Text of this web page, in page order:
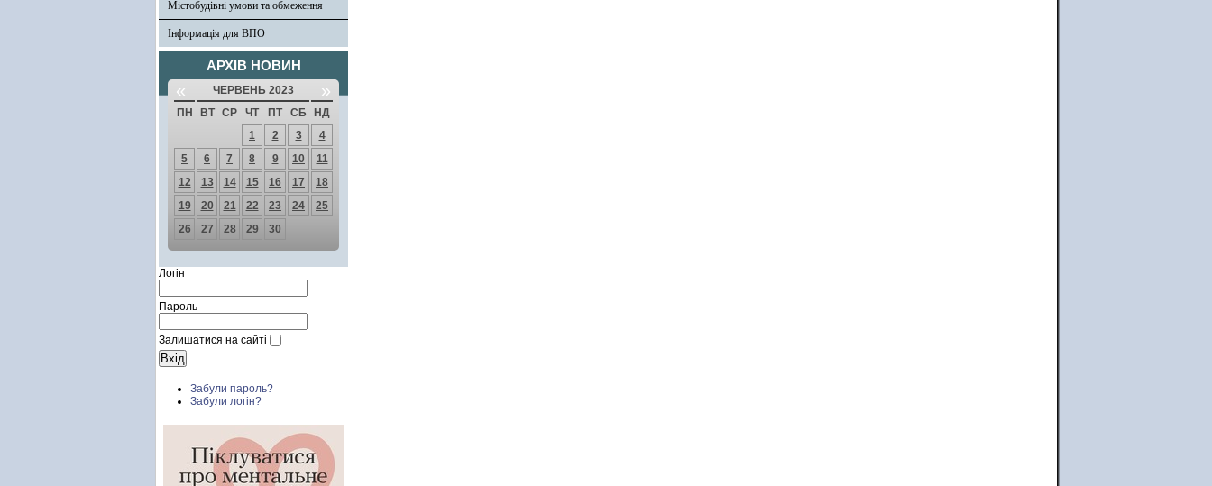
Містобудівні умови та обмеження
Інформація для ВПО
АРХІВ НОВИН
« ЧЕРВЕНЬ 2023 »
ПН ВТ СР ЧТ ПТ СБ
НД
1
2 3
4
5
6 7 8 9 10
11
12
13 14 15 16 17
18
19
20 21 22 23 24
25
26
27 28 29 30
Логін
Пароль
Залишатися на сайті
Забули пароль?
Забули логін?